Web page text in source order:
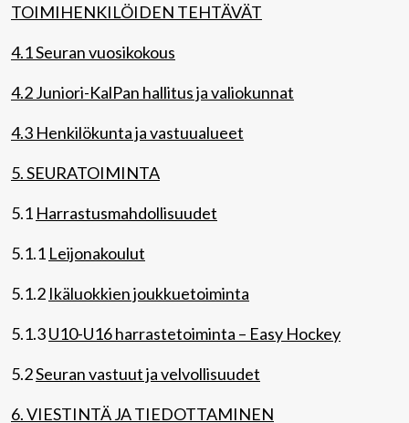
TOIMIHENKILÖIDEN TEHTÄVÄT
4.1 Seuran vuosikokous
4.2 Juniori-KalPan hallitus ja valiokunnat
4.3 Henkilökunta ja vastuualueet
5. SEURATOIMINTA
5.1 Harrastusmahdollisuudet
5.1.1 Leijonakoulut
5.1.2 Ikäluokkien joukkuetoiminta
5.1.3U10-U16 harrastetoiminta – Easy Hockey
5.2Seuran vastuut ja velvollisuudet
6. VIESTINTÄ JA TIEDOTTAMINEN